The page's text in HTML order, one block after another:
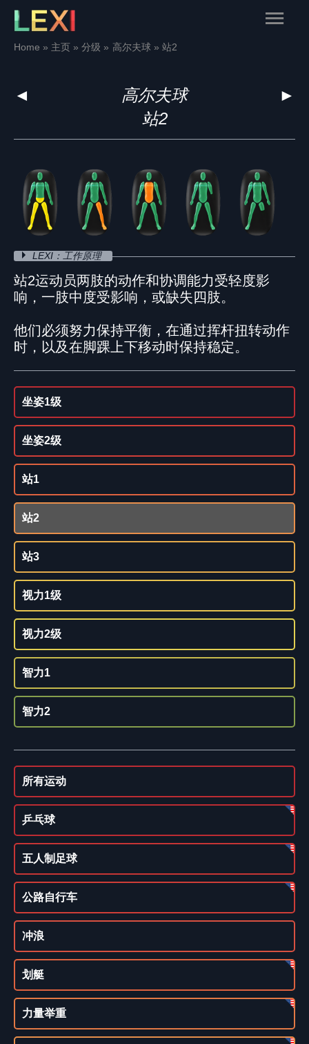
Skip
content
Main
Home 主页 分级 高尔夫球 站2
◄ ►
高尔夫球
站2
LEXI：工作原理
站2运动员两肢的动作和协调能力受轻度影
响，一肢中度受影响，或缺失四肢。
他们必须努力保持平衡，在通过挥杆扭转动作
时，以及在脚踝上下移动时保持稳定。
坐姿1级
坐姿2级
站1
站2
站3
视力1级
视力2级
智力1
智力2
所有运动
乒乓球
五人制足球
公路自行车
冲浪
划艇
力量举重